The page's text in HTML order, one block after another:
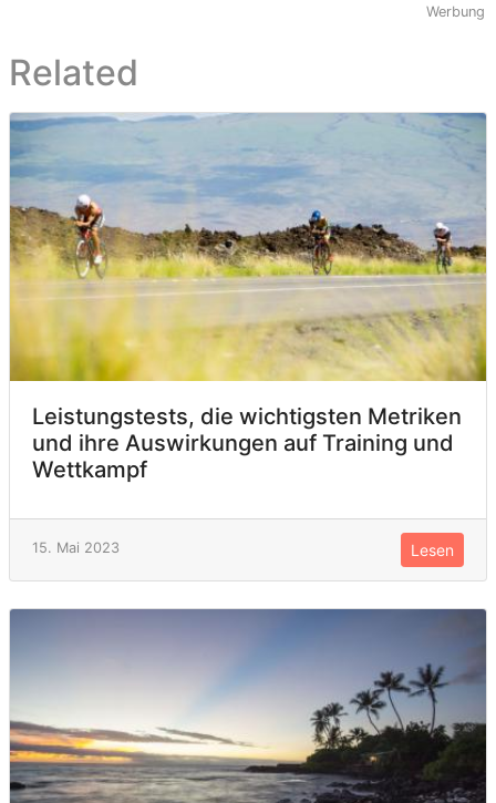
Werbung
Related
Leistungstests, die wichtigsten Metriken
und ihre Auswirkungen auf Training und
Wettkampf
15. Mai 2023 Lesen